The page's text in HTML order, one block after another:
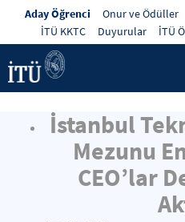
Aday Öğrenci Onur ve Ödüller
İTÜ KKTC
Duyurular İTÜ
İstanbul
Mezunu
CEO’lar